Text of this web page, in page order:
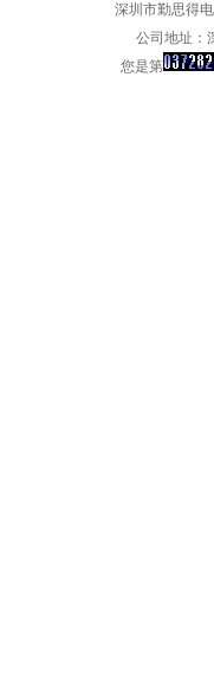
深圳市勤思得
公司地址：
您是第